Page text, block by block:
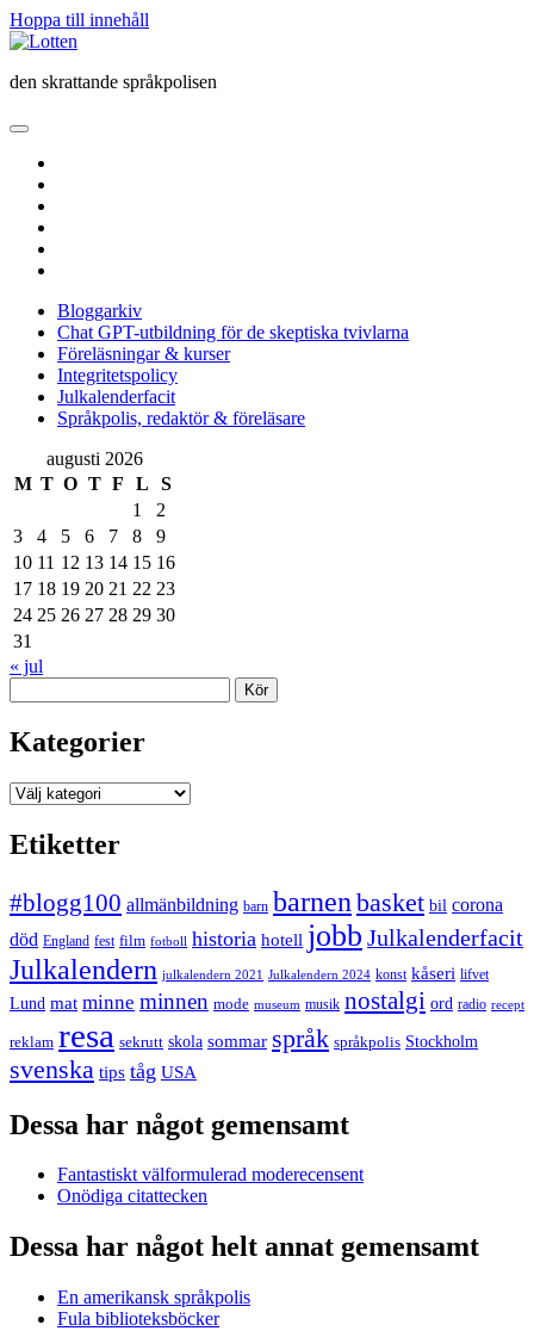
Hoppa till innehåll
Lotten
den skrattande språkpolisen
öppna
meny
Bloggarkiv
Chat GPT-utbildning för de skeptiska tvivlarna
Föreläsningar & kurser
Integritetspolicy
Julkalenderfacit
Språkpolis, redaktör & föreläsare
Sidopanel
augusti 2026
M T O T F L
S
1
2
3
4 5 6 7 8
9
10 11 12 13 14 15 16
17 18 19 20 21 22 23
24 25 26 27 28 29 30
31
« jul
Kategorier
Kategorier
Etiketter
#blogg100 allmänbildning barn barnen basket bil corona
död England fest film fotboll historia hotell jobb Julkalenderfacit
Julkalendern julkalendern 2021 Julkalendern 2024 konst kåseri lifvet
Lund mat minne minnen mode museum musik nostalgi ord radio recept
reklam resa sekrutt skola sommar språk språkpolis Stockholm
svenska tips tåg USA
Dessa har något gemensamt
Fantastiskt välformulerad moderecensent
Onödiga citattecken
Dessa har något helt annat gemensamt
En amerikansk språkpolis
Fula biblioteksböcker